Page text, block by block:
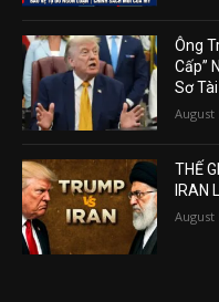
Ông
Cấp”
Sơ
August
THẾ
IRAN
August